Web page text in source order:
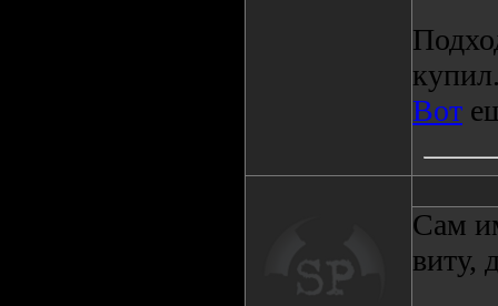
Вот
Сам
виту,